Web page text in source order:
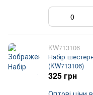
KW713106
Набір
(KW713106)
325 грн